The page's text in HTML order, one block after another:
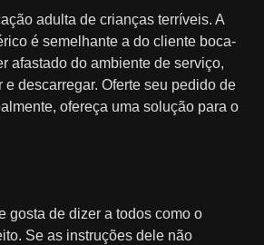
adulta de crianças terríveis. A
é semelhante a do cliente boca-
afastado do ambiente de serviço,
descarregar. Oferte seu pedido de
ofereça uma solução para o
gosta de dizer a todos como o
Se as instruções dele não